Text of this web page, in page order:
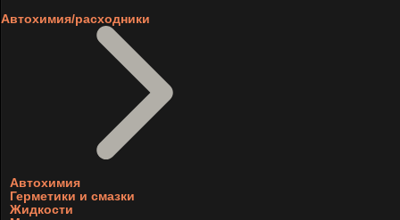
Автохимия/расходники
Автохимия
Герметики и смазки
Жидкости